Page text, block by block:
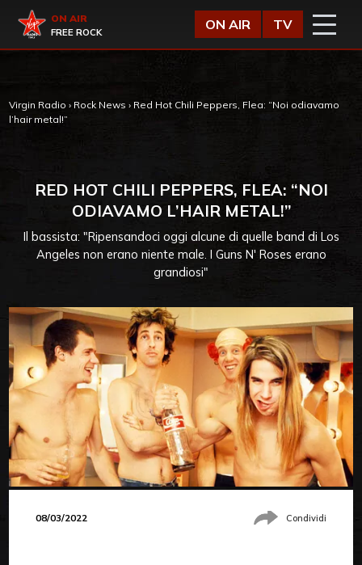
Virgin Radio
ON AIR
FREE ROCK
ON AIR TV
Virgin Radio › Rock News › Red Hot Chili Peppers, Flea: “Noi odiavamo
l’hair metal!”
RED HOT CHILI PEPPERS, FLEA: “NOI
ODIAVAMO L’HAIR METAL!”
Il bassista: "Ripensandoci oggi alcune di quelle band di Los
Angeles non erano niente male. I Guns N' Roses erano
grandiosi"
08/03/2022 Condividi